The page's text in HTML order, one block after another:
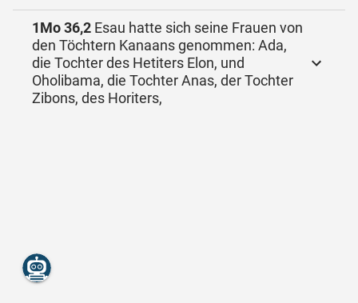
1Mo 36,2 Esau hatte sich seine Frauen von
den Töchtern Kanaans genommen: Ada,
die Tochter des Hetiters Elon, und
Oholibama, die Tochter Anas, der Tochter
Zibons, des Horiters,